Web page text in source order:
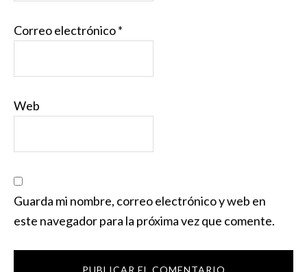
Correo electrónico*
Web
Guarda mi nombre, correo electrónico y web en
este navegador para la próxima vez que comente.